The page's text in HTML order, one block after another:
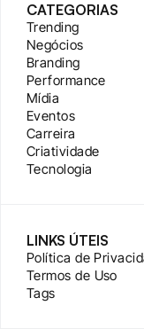
CATEGORIAS
Trending
Negócios
Branding
Performance
Mídia
Eventos
Carreira
Criatividade
Tecnologia
LINKS ÚTEIS
Política de
Termos de Uso
Tags